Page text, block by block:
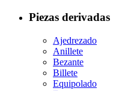
Piezas derivadas
Ajedrezado
Anillete
Bezante
Billete
Equipolado